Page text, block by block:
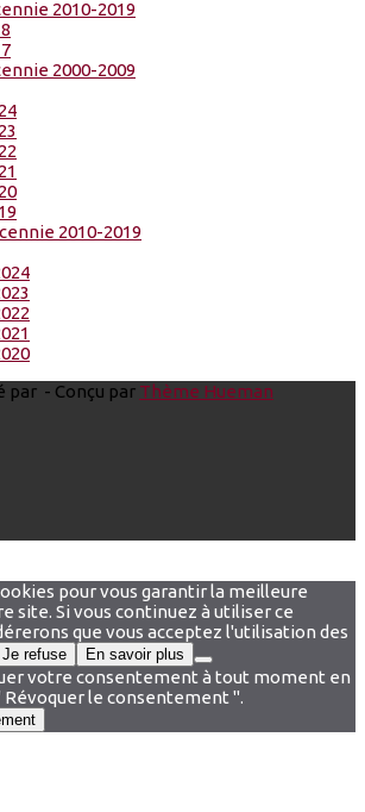
2010-2019
2000-2009
2010-2019
par - Conçu par Thème Hueman
pour vous garantir la meilleure
site. Si vous continuez à utiliser ce
que vous acceptez l'utilisation des
Je refuse En savoir plus
votre consentement à tout moment en
le consentement ".